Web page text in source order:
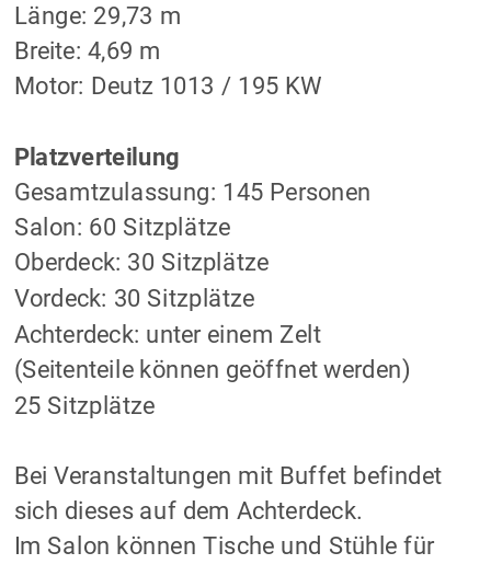
Länge: 29,73 m
Breite: 4,69 m
Motor: Deutz 1013 / 195 KW
Platzverteilung
Gesamtzulassung: 145 Personen
Salon: 60 Sitzplätze
Oberdeck: 30 Sitzplätze
Vordeck: 30 Sitzplätze
Achterdeck: unter einem Zelt
(Seitenteile können geöffnet werden)
25 Sitzplätze
Bei Veranstaltungen mit Buffet befindet
sich dieses auf dem Achterdeck.
Im Salon können Tische und Stühle für